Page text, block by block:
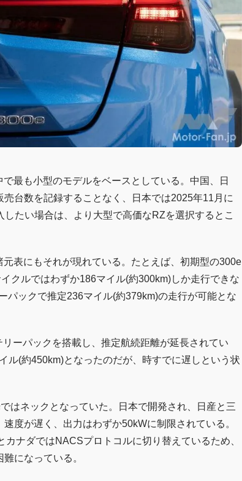
最も小型のモデルをベースとしている。中国、日
台数を記録することなく、日本では2025年11月に
たい場合は、より大型で高価なRZを選択するとこ
表にもそれが現れている。たとえば、初期型の300e
クルではわずか186マイル(約300km)しか走行できな
パックで推定236マイル(約379km)の走行が可能とな
ーパックを搭載し、推定航続距離が延長されてい
ル(約450km)となったのだが、時すでに遅しという状
はネックとなっていた。日本で開発され、日産と三
度が遅く、出力はわずか50kWに制限されている。
ナダではNACSプロトコルに切り替えているため、
になっている。